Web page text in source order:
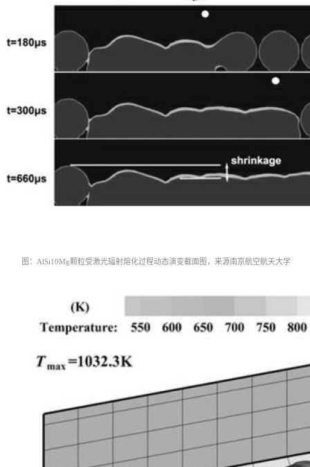
图：AlSi10Mg颗粒受激光辐射熔化过程动态演变截面图， 来源南京航空航天大学